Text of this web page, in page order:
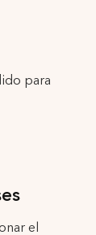
para
el